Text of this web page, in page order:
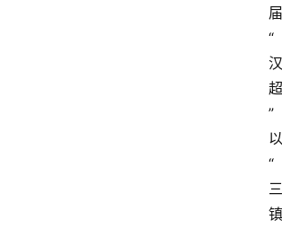
届
“
汉
超
”
以
“
三
镇